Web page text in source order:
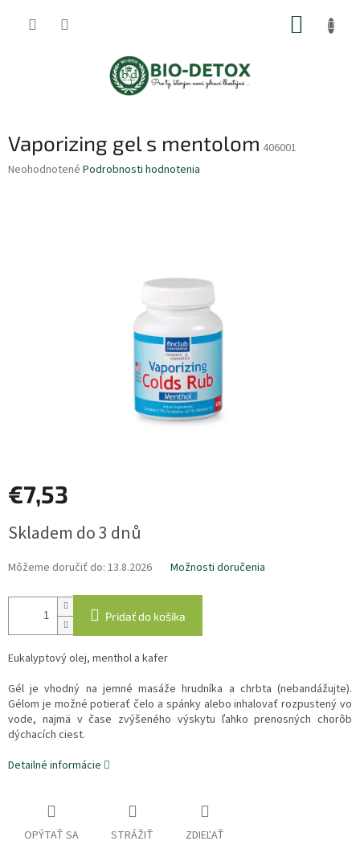
Vaporizing gel s mentolom 406001
Priemerné
Neohodnotené Podrobnosti hodnotenia
€7,53
cena:
Skladem do 3 dnů
Môžeme doručiť do: 13.8.2026 Možnosti doručenia
Pridať do košíka
Eukalyptový olej, menthol a kafer
Gél je vhodný na jemné masáže hrudníka a chrbta (nebandážujte).
Gélom je možné potierať čelo a spánky alebo inhalovať rozpustený vo
vode, najmä v čase zvýšeného výskytu ľahko prenosných chorôb
dýchacích ciest.
Detailné informácie
OPÝTAŤ SA STRÁŽIŤ ZDIEĽAŤ